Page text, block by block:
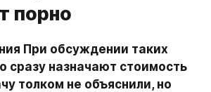
порно
При обсуждении таких
сразу назначают стоимость
толком не объяснили, но